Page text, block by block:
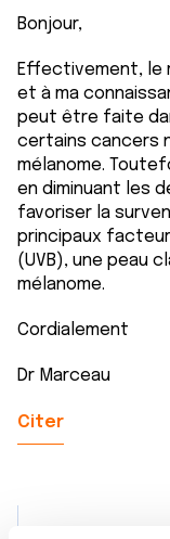
Bonjour,
Effectivement, le
et à ma
peut être faite
certains cancers
mélanome.
en diminuant les
favoriser la
principaux
(UVB), une peau
mélanome.
Cordialement
Dr Marceau
Citer